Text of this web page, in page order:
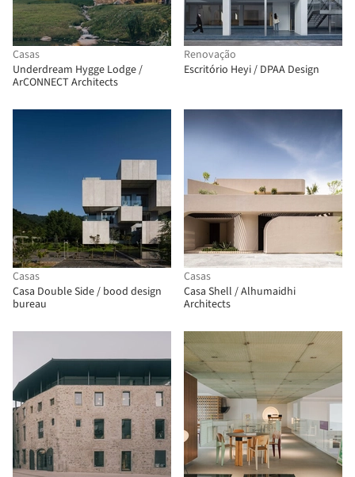
Casas
Underdream Hygge Lodge /
ArCONNECT Architects
Renovação
Escritório Heyi / DPAA Design
Casas
Casa Double Side / bood design
bureau
Casas
Casa Shell / Alhumaidhi
Architects